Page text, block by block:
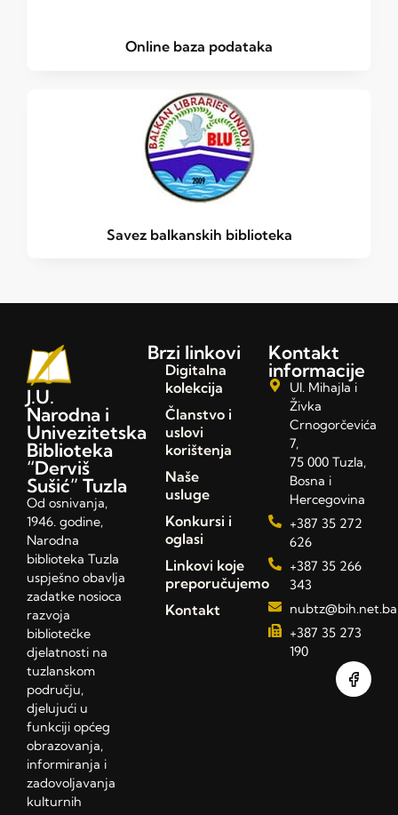
Online baza podataka
Savez balkanskih biblioteka
J.U.
Narodna i
Univezitetska
Biblioteka
“Derviš
Sušić” Tuzla
Od osnivanja,
1946. godine,
Narodna
biblioteka Tuzla
uspješno obavlja
zadatke nosioca
razvoja
bibliotečke
djelatnosti na
tuzlanskom
području,
djelujući u
funkciji općeg
obrazovanja,
informiranja i
zadovoljavanja
kulturnih
Brzi linkovi
Digitalna
kolekcija
Članstvo i
uslovi
korištenja
Naše
usluge
Konkursi i
oglasi
Linkovi koje
preporučujemo
Kontakt
Kontakt
informacije
Ul. Mihajla i
Živka
Crnogorčevića
7,
75 000 Tuzla,
Bosna i
Hercegovina
+387 35 272
626
+387 35 266
343
nubtz@bih.net.ba
+387 35 273
190